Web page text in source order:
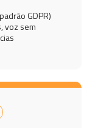
GDPR)
voz sem